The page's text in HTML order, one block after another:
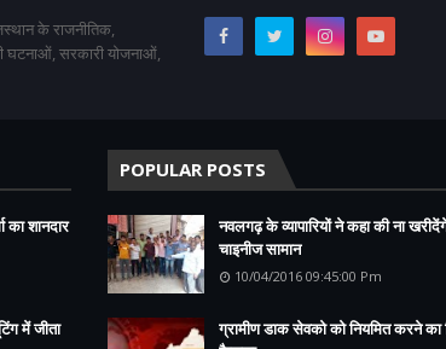
के राजनीतिक,
घटनाओं, सरकारी योजनाओं,
का शानदार
में जीता
POPULAR POSTS
नवलगढ़ के व्यापारियों ने कहा की ना
चाइनीज सामान
10/04/2016 09:45:00 Pm
ग्रामीण डाक सेवको को नियमित करने का